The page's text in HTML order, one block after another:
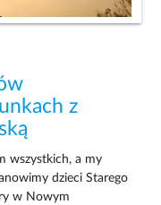
z
wszystkich, a my
dzieci Starego
w Nowym